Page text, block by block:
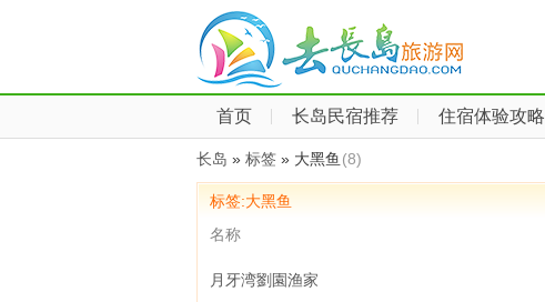
首页 长岛民宿推荐 住宿体验攻略
长岛 » 标签 » 大黑鱼 (8)
标签:大黑鱼
名称
月牙湾劉園渔家